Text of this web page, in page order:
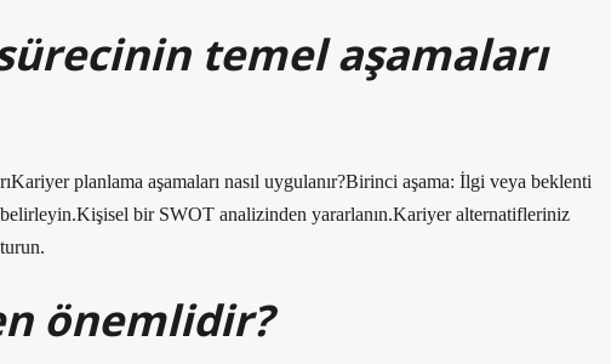
temel aşamaları
planlama aşamaları nasıl uygulanır?Birinci aşama: İlgi veya beklenti
bir SWOT analizinden yararlanın.Kariyer alternatifleriniz
önemlidir?